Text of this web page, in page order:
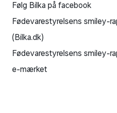
Følg Bilka på facebook
Fødevarestyrelsens smiley-
(Bilka.dk)
Fødevarestyrelsens smiley-
e-mærket